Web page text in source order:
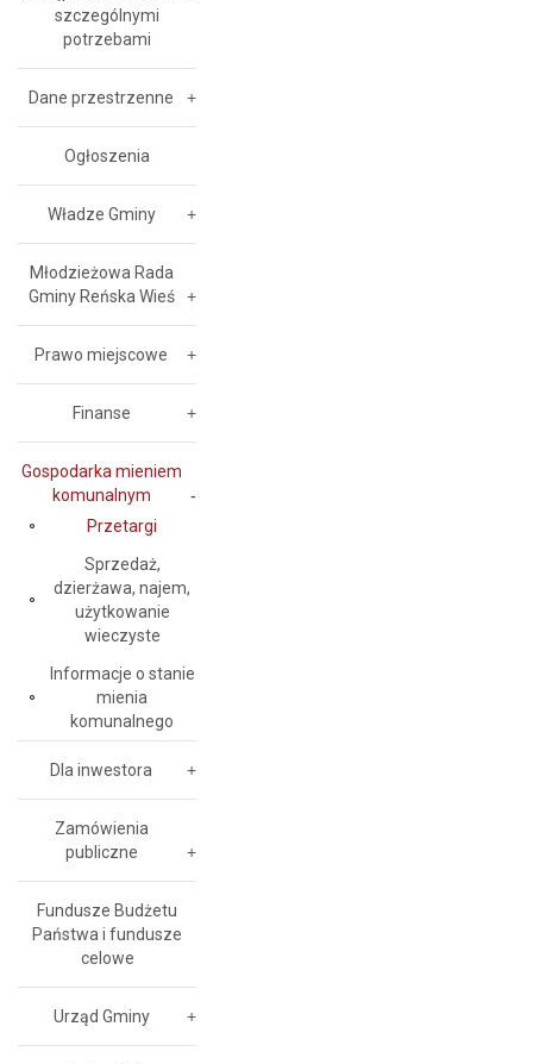
szczególnymi
potrzebami
Dane przestrzenne
Ogłoszenia
Władze Gminy
Młodzieżowa Rada
Gminy Reńska Wieś
Prawo miejscowe
Finanse
Gospodarka mieniem
komunalnym
Przetargi
Sprzedaż,
dzierżawa, najem,
użytkowanie
wieczyste
Informacje o stanie
mienia
komunalnego
Dla inwestora
Zamówienia
publiczne
Fundusze Budżetu
Państwa i fundusze
celowe
Urząd Gminy